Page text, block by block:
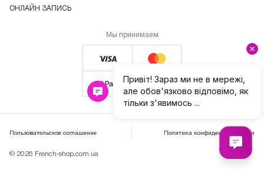
ОНЛАЙН ЗАПИСЬ
Мы принимаем
© 2026 French-shop.com.ua
Пользовательское соглашение Политика конфиденциальности